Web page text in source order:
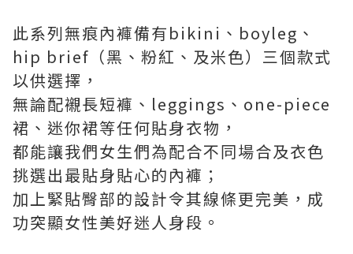
此系列無痕內褲備有bikini、boyleg、
hip brief（黑、粉紅、及米色）三個款式
以供選擇，
無論配襯長短褲、leggings、one-piece
裙、迷你裙等任何貼身衣物，
都能讓我們女生們為配合不同場合及衣色
挑選出最貼身貼心的內褲；
加上緊貼臀部的設計令其線條更完美，成
功突顯女性美好迷人身段。